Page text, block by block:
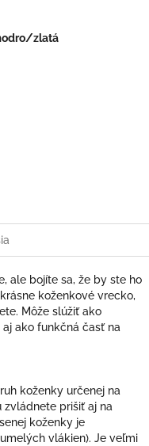
zlatá
ale bojíte sa, že by ste ho
koženkové vrecko,
Môže slúžiť ako
ako funkčná časť na
koženky určenej na
zvládnete prišiť aj na
koženky je
vlákien). Je veľmi